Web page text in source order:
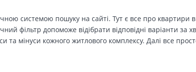
системою пошуку на сайті. Тут є все про квартири
фільтр допоможе відібрати відповідні варіанти за
мінуси кожного житлового комплексу. Далі все